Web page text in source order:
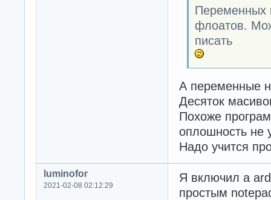
Переменных
флоатов.
писать
А переменные
Десяток
Похоже
оплошность не
Надо учится
luminofor
2021-02-08 02:12:29
Я включил а
простым